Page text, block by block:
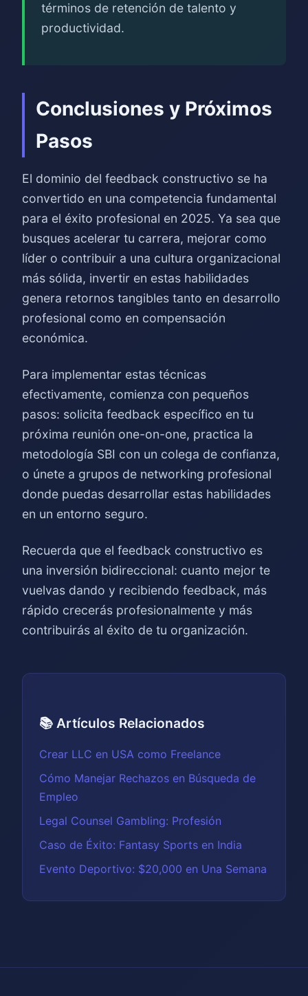
términos de retención de talento y
productividad.
Conclusiones y Próximos
Pasos
El dominio del feedback constructivo se ha
convertido en una competencia fundamental
para el éxito profesional en 2025. Ya sea que
busques acelerar tu carrera, mejorar como
líder o contribuir a una cultura organizacional
más sólida, invertir en estas habilidades
genera retornos tangibles tanto en desarrollo
profesional como en compensación
económica.
Para implementar estas técnicas
efectivamente, comienza con pequeños
pasos: solicita feedback específico en tu
próxima reunión one-on-one, practica la
metodología SBI con un colega de confianza,
o únete a grupos de networking profesional
donde puedas desarrollar estas habilidades
en un entorno seguro.
Recuerda que el feedback constructivo es
una inversión bidireccional: cuanto mejor te
vuelvas dando y recibiendo feedback, más
rápido crecerás profesionalmente y más
contribuirás al éxito de tu organización.
📚 Artículos Relacionados
Crear LLC en USA como Freelance
Cómo Manejar Rechazos en Búsqueda de
Empleo
Legal Counsel Gambling: Profesión
Caso de Éxito: Fantasy Sports en India
Evento Deportivo: $20,000 en Una Semana